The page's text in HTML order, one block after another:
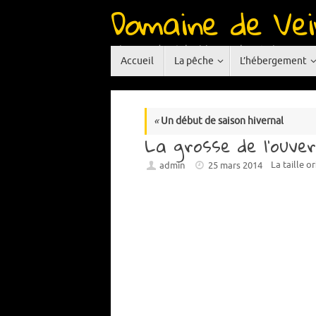
Domaine de
Réservoir de pêche à la mouche situé en
Accueil La pêche L’hébergement
«Un début de saison hivernal
La grosse de
admin 25 mars 2014 La taille